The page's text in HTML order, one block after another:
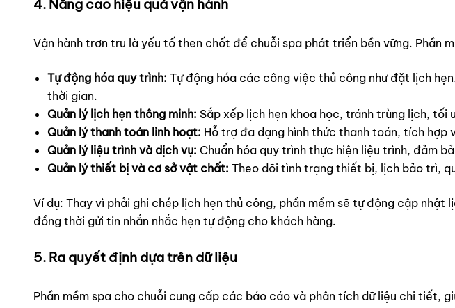
4. Nâng cao hiệu quả vận hành
Vận hành trơn tru là yếu tố then chốt để chuỗi spa phát triển bền vững. Phần
Tự động hóa quy trình: Tự động hóa các công việc thủ công như đặt lịch
thời gian.
Quản lý lịch hẹn thông minh: Sắp xếp lịch hẹn khoa học, tránh trùng lịch, tối
Quản lý thanh toán linh hoạt: Hỗ trợ đa dạng hình thức thanh toán, tích
Quản lý liệu trình và dịch vụ: Chuẩn hóa quy trình thực hiện liệu trình, đảm
Quản lý thiết bị và cơ sở vật chất: Theo dõi tình trạng thiết bị, lịch bảo trì,
Ví dụ: Thay vì phải ghi chép lịch hẹn thủ công, phần mềm sẽ tự động cập
đồng thời gửi tin nhắn nhắc hẹn tự động cho khách hàng.
5. Ra quyết định dựa trên dữ liệu
Phần mềm spa cho chuỗi cung cấp các báo cáo và phân tích dữ liệu chi tiết,